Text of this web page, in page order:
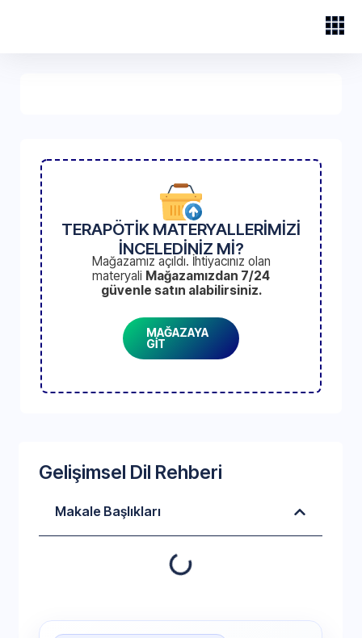
TERAPÖTİK MATERYALLERİMİZİ
İNCELEDİNİZ Mİ?
Mağazamız açıldı. İhtiyacınız olan
materyali Mağazamızdan 7/24
güvenle satın alabilirsiniz.
MAĞAZAYA
GİT
Gelişimsel Dil Rehberi
Makale Başlıkları